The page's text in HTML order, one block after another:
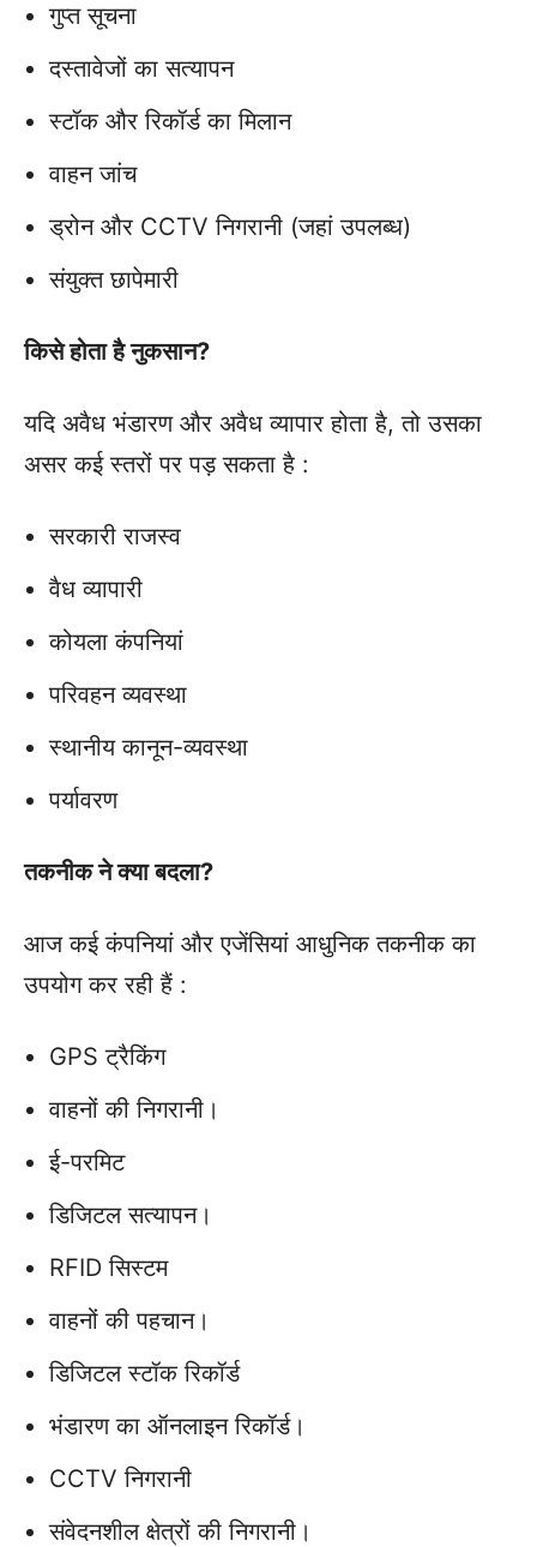
गुप्त सूचना
दस्तावेजों का सत्यापन
स्टॉक और रिकॉर्ड का मिलान
वाहन जांच
ड्रोन और CCTV निगरानी (जहां उपलब्ध)
संयुक्त छापेमारी
किसे होता है नुकसान?
यदि अवैध भंडारण और अवैध व्यापार होता है, तो उसका
असर कई स्तरों पर पड़ सकता है :
सरकारी राजस्व
वैध व्यापारी
कोयला कंपनियां
परिवहन व्यवस्था
स्थानीय कानून-व्यवस्था
पर्यावरण
तकनीक ने क्या बदला?
आज कई कंपनियां और एजेंसियां आधुनिक तकनीक का
उपयोग कर रही हैं :
GPS ट्रैकिंग
वाहनों की निगरानी।
ई-परमिट
डिजिटल सत्यापन।
RFID सिस्टम
वाहनों की पहचान।
डिजिटल स्टॉक रिकॉर्ड
भंडारण का ऑनलाइन रिकॉर्ड।
CCTV निगरानी
संवेदनशील क्षेत्रों की निगरानी।